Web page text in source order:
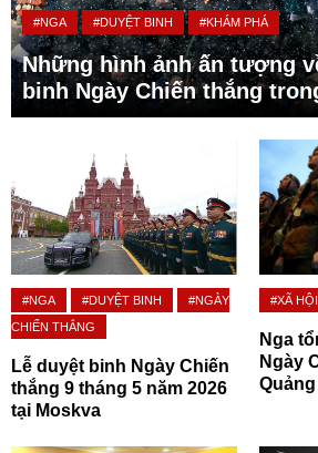
#NGA #DUYỆT BINH #KHÁM PHÁ
Những hình ảnh ấn tượng
binh Ngày Chiến thắng
#NGA #DUYỆT BINH
#NGÀY
CHIẾN THẮNG
Lễ duyệt binh Ngày Chiến
thắng 9 tháng 5 năm 2026
tại Moskva
#XÃ HỘI
Nga
Ngày